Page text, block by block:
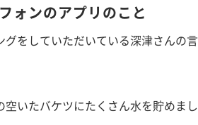
ォンのアプリのこと
をしていただいている深津さんの言
いたバケツにたくさん水を貯めまし